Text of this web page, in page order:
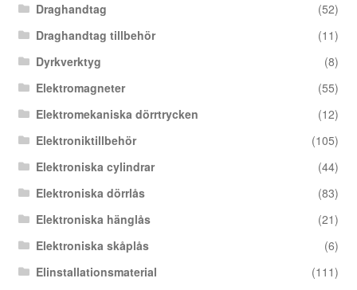
Draghandtag
(52)
Draghandtag tillbehör
(11)
Dyrkverktyg
(8)
Elektromagneter
(55)
Elektromekaniska dörrtrycken
(12)
Elektroniktillbehör
(105)
Elektroniska cylindrar
(44)
Elektroniska dörrlås
(83)
Elektroniska hänglås
(21)
Elektroniska skåplås
(6)
Elinstallationsmaterial
(111)